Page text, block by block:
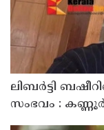
ലിബർട്ടി
സംഭവം :